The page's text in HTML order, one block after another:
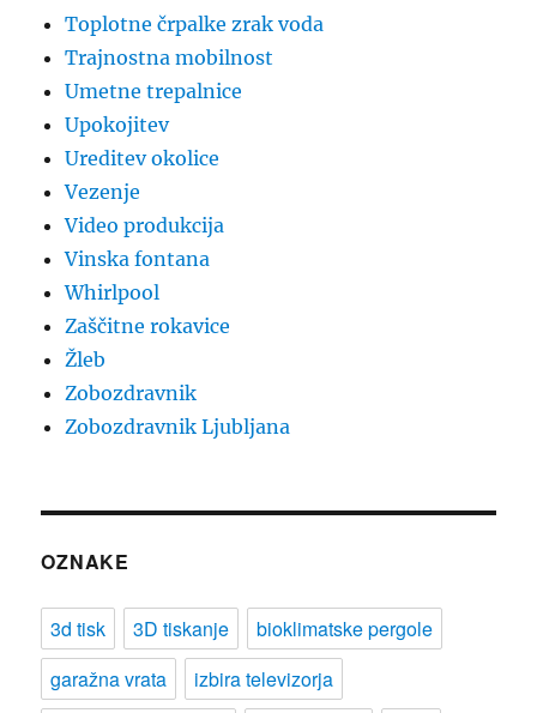
Toplotne črpalke zrak voda
Trajnostna mobilnost
Umetne trepalnice
Upokojitev
Ureditev okolice
Vezenje
Video produkcija
Vinska fontana
Whirlpool
Zaščitne rokavice
Žleb
Zobozdravnik
Zobozdravnik Ljubljana
OZNAKE
3d tisk 3D tiskanje
bioklimatske pergole
garažna vrata
izbira televizorja